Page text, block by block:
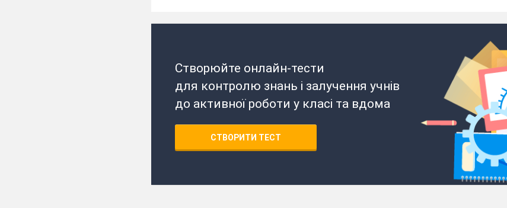
Створюйте онлайн-тести
для контролю знань і залучення учнів
до активної роботи у класі та вдома
СТВОРИТИ ТЕСТ